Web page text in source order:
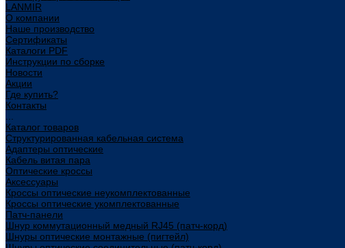
LANMIR
О компании
Наше производство
Сертификаты
Каталоги PDF
Инструкции по сборке
Новости
Акции
Где купить?
Контакты
Каталог товаров
Структурированная кабельная система
Адаптеры оптические
Кабель витая пара
Оптические кроссы
Аксессуары
Кроссы оптические неукомплектованные
Кроссы оптические укомплектованные
Патч-панели
Шнур коммутационный медный RJ45 (патч-корд)
Шнуры оптические монтажные (пигтейл)